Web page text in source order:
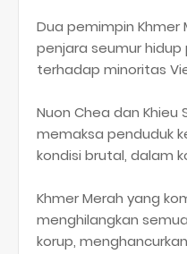
Dua pemimpin Khmer
penjara seumur hidup
terhadap minoritas
Nuon Chea dan
memaksa penduduk
kondisi brutal, dalam
Khmer Merah yang
menghilangkan
korup,